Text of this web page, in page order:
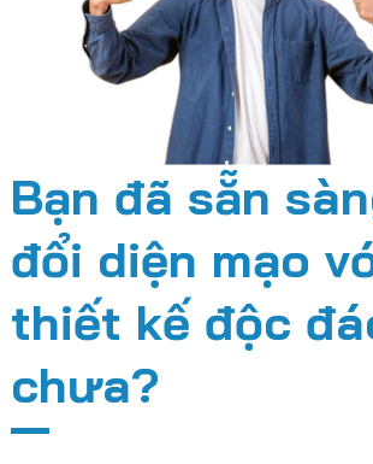
Bạn đã sẵn
đổi diện mạo
thiết kế độc
chưa?